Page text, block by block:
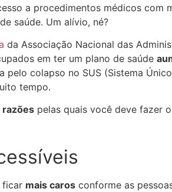
a procedimentos médicos com
saúde. Um alívio, né?
da Associação Nacional das
em ter um plano de saúde
pelo colapso no SUS (Sistema
tempo.
razões pelas quais você deve fazer
ficar mais caros conforme as